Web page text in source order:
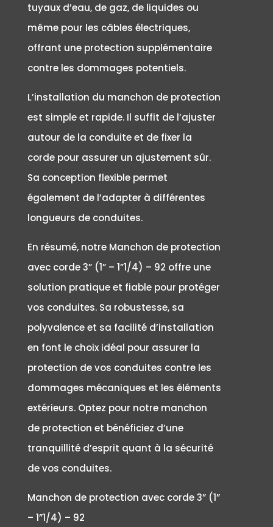
tuyaux d’eau, de gaz, de liquides ou
même pour les câbles électriques,
offrant une protection supplémentaire
contre les dommages potentiels.
L’installation du manchon de protection
est simple et rapide. Il suffit de l’ajuster
autour de la conduite et de fixer la
corde pour assurer un ajustement sûr.
Sa conception flexible permet
également de l’adapter à différentes
longueurs de conduites.
En résumé, notre Manchon de protection
avec corde 3” (1” – 1”1/4) – 92 offre une
solution pratique et fiable pour protéger
vos conduites. Sa robustesse, sa
polyvalence et sa facilité d’installation
en font le choix idéal pour assurer la
protection de vos conduites contre les
dommages mécaniques et les éléments
extérieurs. Optez pour notre manchon
de protection et bénéficiez d’une
tranquillité d’esprit quant à la sécurité
de vos conduites.
Manchon de protection avec corde 3” (1”
– 1”1/4) – 92